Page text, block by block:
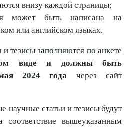
внизу каждой страницы;
может быть написана на
или английском языках.
тезисы заполняются по анкете
виде
и должны быть
2024 года через сайт
научные статьи и тезисы будут
соответствие вышеуказанным